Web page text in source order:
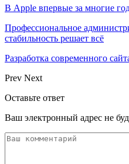
В Apple впервые за многие
Профессиональное
стабильность решает всё
Разработка современного
Prev Next
Оставьте ответ
Ваш электронный адрес не